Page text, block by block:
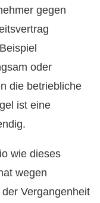
gegen
oder
die betriebliche
ist eine
wie dieses
wegen
Vergangenheit